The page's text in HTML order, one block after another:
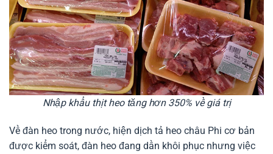
Nhập khẩu thịt heo tăng hơn 350% về giá trị
Về đàn heo trong nước, hiện dịch tả heo châu Phi cơ bản
được kiểm soát, đàn heo đang dần khôi phục nhưng việc